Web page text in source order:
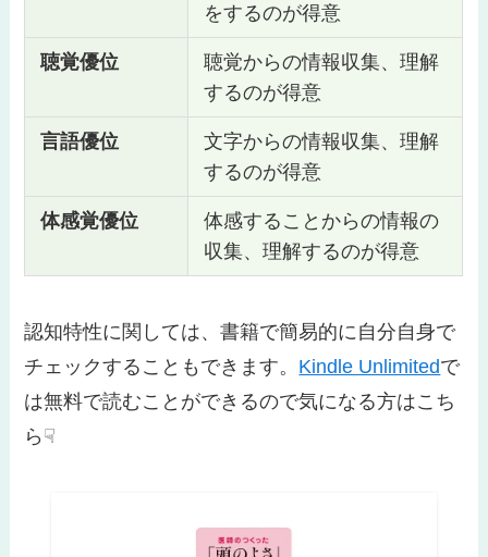
をするのが得意
聴覚優位
聴覚からの情報収集、理解
するのが得意
言語優位
文字からの情報収集、理解
するのが得意
体感覚優位
体感することからの情報の
収集、理解するのが得意
認知特性に関しては、書籍で簡易的に自分自身で
チェックすることもできます。 Kindle Unlimitedで
は無料で読むことができるので気になる方はこち
ら☟